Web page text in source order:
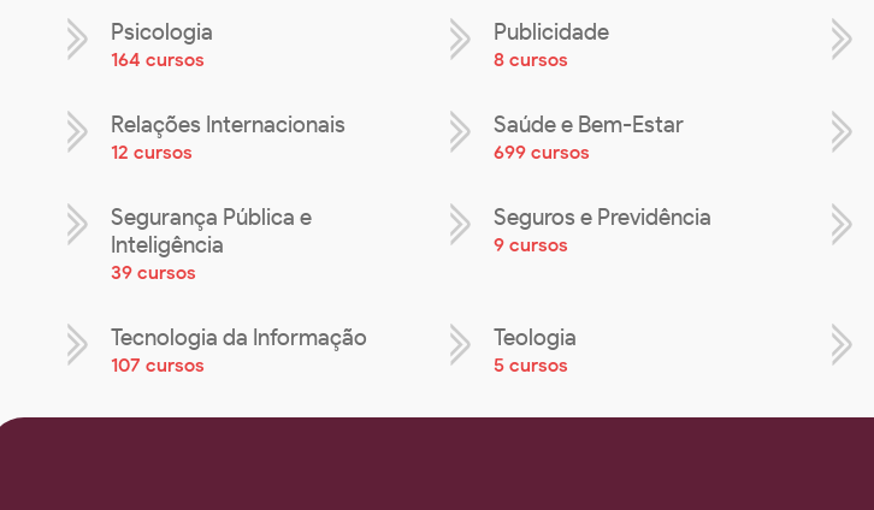
Psicologia
164 cursos
Publicidade
8 cursos
Relações Internacionais
12 cursos
Saúde e Bem-Estar
699 cursos
Segurança Pública e
Inteligência
39 cursos
Seguros e Previdência
9 cursos
Tecnologia da Informação
107 cursos
Teologia
5 cursos